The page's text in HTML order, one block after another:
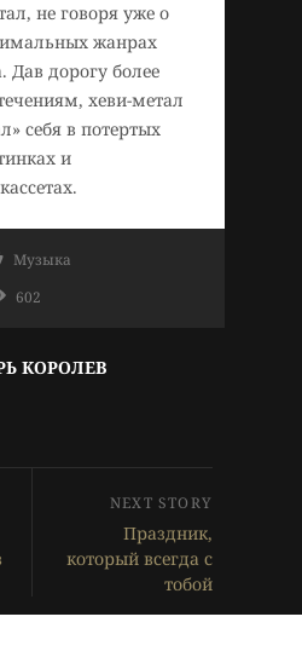
не говоря уже о
жанрах
Дав дорогу более
хеви-метал
себя в потертых
и
Музыка
602
КОРОЛЕВ
Праздник,
который всегда с
тобой